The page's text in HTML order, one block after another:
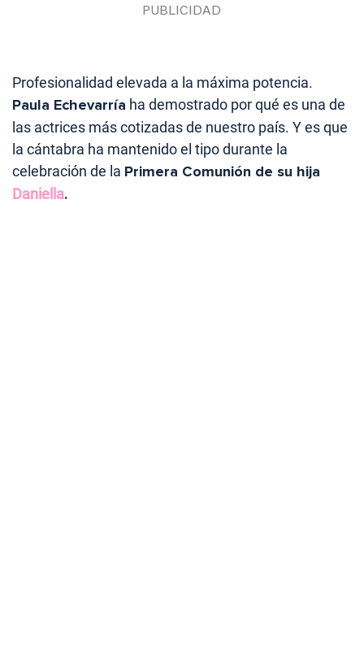
Profesionalidad elevada a la máxima potencia.
Paula Echevarría ha demostrado por qué es una de
las actrices más cotizadas de nuestro país. Y es que
la cántabra ha mantenido el tipo durante la
celebración de la Primera Comunión de su hija
Daniella.